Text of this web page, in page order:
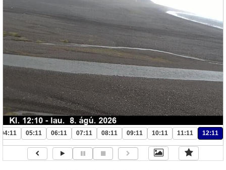
04:11 05:11 06:11 07:11 08:11 09:11 10:11 11:11 12:11